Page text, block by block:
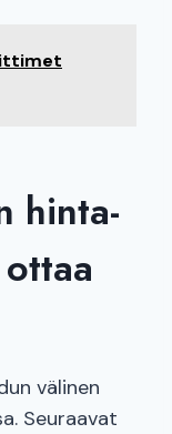
hinta-
välinen
Seuraavat